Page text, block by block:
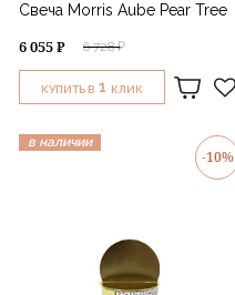
Свеча Morris Aube Pear Tree
6 728 ₽
6 055 ₽
КУПИТЬ В 1 КЛИК
в наличии
-10%